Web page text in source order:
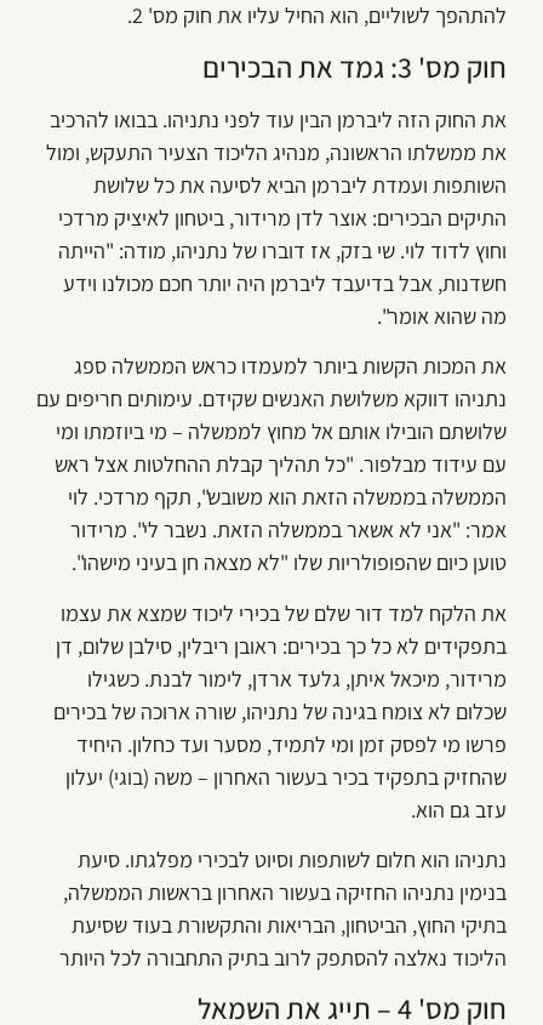
להתהפך לשוליים, הוא החיל עליו את חוק מס' 2.
חוק מס' 3: גמד את הבכירים
את החוק הזה ליברמן הבין עוד לפני נתניהו. בבואו להרכיב
את ממשלתו הראשונה, מנהיג הליכוד הצעיר התעקש, ומול
השותפות ועמדת ליברמן הביא לסיעה את כל שלושת
התיקים הבכירים: אוצר לדן מרידור, ביטחון לאיציק מרדכי
וחוץ לדוד לוי. שי בזק, אז דוברו של נתניהו, מודה: "הייתה
חשדנות, אבל בדיעבד ליברמן היה יותר חכם מכולנו וידע
מה שהוא אומר".
את המכות הקשות ביותר למעמדו כראש הממשלה ספג
נתניהו דווקא משלושת האנשים שקידם. עימותים חריפים עם
שלושתם הובילו אותם אל מחוץ לממשלה – מי ביוזמתו ומי
עם עידוד מבלפור. "כל תהליך קבלת ההחלטות אצל ראש
הממשלה בממשלה הזאת הוא משובש", תקף מרדכי. לוי
אמר: "אני לא אשאר בממשלה הזאת. נשבר לי". מרידור
טוען כיום שהפופולריות שלו "לא מצאה חן בעיני מישהו".
את הלקח למד דור שלם של בכירי ליכוד שמצא את עצמו
בתפקידים לא כל כך בכירים: ראובן ריבלין, סילבן שלום, דן
מרידור, מיכאל איתן, גלעד ארדן, לימור לבנת. כשגילו
שכלום לא צומח בגינה של נתניהו, שורה ארוכה של בכירים
פרשו מי לפסק זמן ומי לתמיד, מסער ועד כחלון. היחיד
שהחזיק בתפקיד בכיר בעשור האחרון – משה (בוגי) יעלון
עזב גם הוא.
נתניהו הוא חלום לשותפות וסיוט לבכירי מפלגתו. סיעת
בנימין נתניהו החזיקה בעשור האחרון בראשות הממשלה,
בתיקי החוץ, הביטחון, הבריאות והתקשורת בעוד שסיעת
הליכוד נאלצה להסתפק לרוב בתיק התחבורה לכל היותר
חוק מס' 4 – תייג את השמאל